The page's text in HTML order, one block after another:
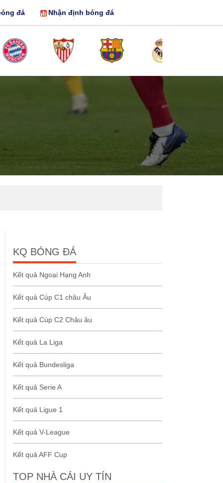
đá Nhận định bóng đá
KQ BÓNG ĐÁ
Kết quả Ngoại Hạng Anh
Kết quả Cúp C1 châu Âu
Kết quả Cúp C2 Châu âu
Kết quả La Liga
Kết quả Bundesliga
Kết quả Serie A
Kết quả Ligue 1
Kết quả V-League
Kết quả AFF Cup
TOP NHÀ CÁI UY TÍN